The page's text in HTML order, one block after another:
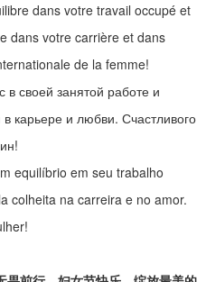
dans votre travail occupé et
dans votre carrière et dans
de la femme!
в своей занятой работе и
карьере и любви. Счастливого
equilíbrio em seu trabalho
colheita na carreira e no amor.